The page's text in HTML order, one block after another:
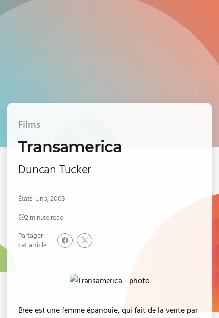
Films
Transamerica
Duncan Tucker
États-Unis, 2003
2 minute read
Partager
cet article
Bree est une femme épanouie, qui fait de la vente par